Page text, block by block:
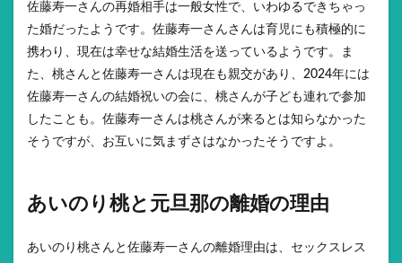
佐藤寿一さんの再婚相手は一般女性で、いわゆるできちゃっ
た婚だったようです。佐藤寿一さんさんは育児にも積極的に
携わり、現在は幸せな結婚生活を送っているようです。ま
た、桃さんと佐藤寿一さんは現在も親交があり、2024年には
佐藤寿一さんの結婚祝いの会に、桃さんが子ども連れで参加
したことも。佐藤寿一さんは桃さんが来るとは知らなかった
そうですが、お互いに気まずさはなかったそうですよ。
あいのり桃と元旦那の離婚の理由
あいのり桃さんと佐藤寿一さんの離婚理由は、セックスレス